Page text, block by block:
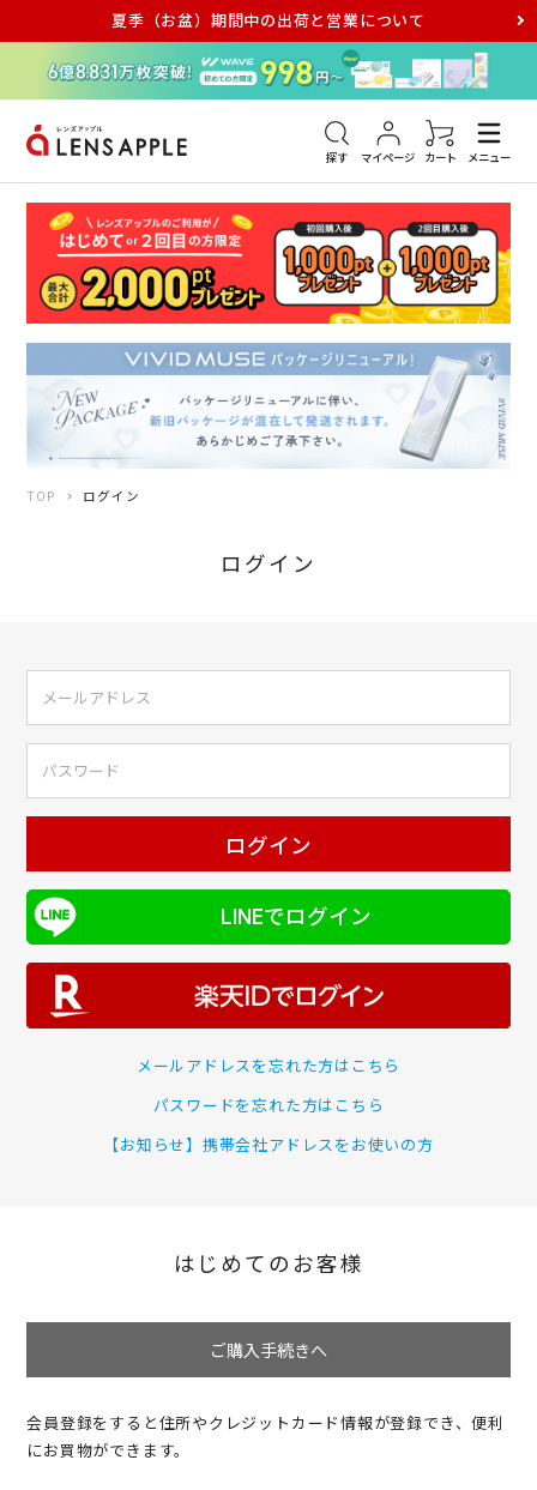
夏季（お盆）期間中の出荷と営業について
探す マイページ カート メニュー
アキュビュー メダリスト メガネ
TOP ログイン
ログイン
ログイン
LINEでログイン
メールアドレスを忘れた方はこちら
パスワードを忘れた方はこちら
【お知らせ】携帯会社アドレスをお使いの方
はじめてのお客様
ご購入手続きへ
会員登録をすると住所やクレジットカード情報が登録でき、便利
にお買物ができます。